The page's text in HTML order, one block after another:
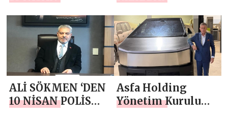
HAFTASI MESAJI
ALİ SÖKMEN ‘DEN
10 NİSAN POLİS
Asfa Holding
Yönetim Kurulu